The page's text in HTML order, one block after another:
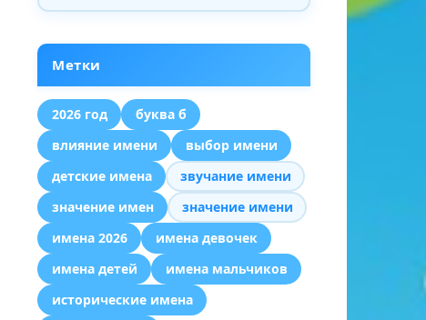
Метки
2026 год
буква б
влияние имени
выбор имени
детские имена
звучание имени
значение имен
значение имени
имена 2026
имена девочек
имена детей
имена мальчиков
исторические имена